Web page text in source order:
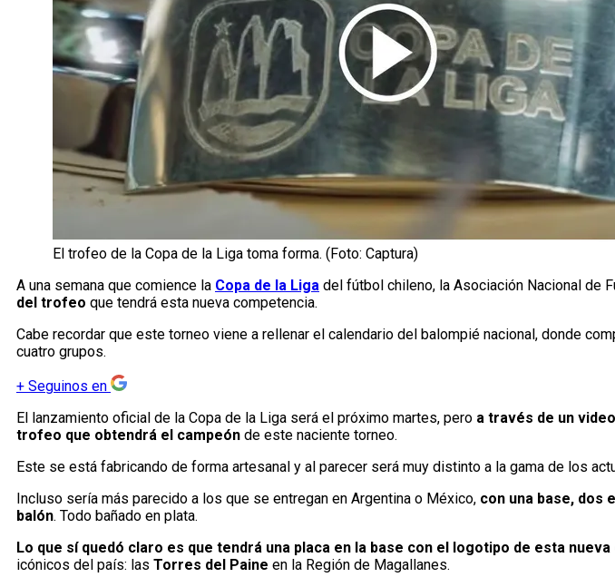
El trofeo de la Copa de la Liga toma forma. (Foto: Captura)
A una semana que comience la Copa de la Liga del fútbol chileno, la Asociación Nacional de
del trofeo que tendrá esta nueva competencia.
Cabe recordar que este torneo viene a rellenar el calendario del balompié nacional, donde
cuatro grupos.
+ Seguinos en
El lanzamiento oficial de la Copa de la Liga será el próximo martes, pero a través de un
trofeo que obtendrá el campeón de este naciente torneo.
Este se está fabricando de forma artesanal y al parecer será muy distinto a la gama de los
Incluso sería más parecido a los que se entregan en Argentina o México, con una base, dos
balón. Todo bañado en plata.
Lo que sí quedó claro es que tendrá una placa en la base con el logotipo de esta
icónicos del país: las Torres del Paine en la Región de Magallanes.